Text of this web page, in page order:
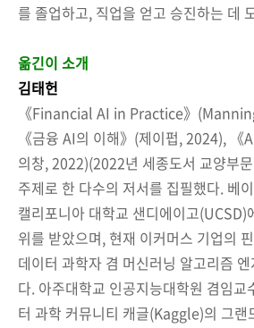
를 졸업하고, 직업을 얻고 승진하는 데
옮긴이 소개
김태헌
《Financial AI in Practice》
《금융 AI의 이해》(제이펍, 2024), 《
의창, 2022)(2022년 세종도서 교양부
주제로 한 다수의 저서를 집필했다. 베
캘리포니아 대학교 샌디에이고(UCSD)
위를 받았으며, 현재 이커머스 기업의
데이터 과학자 겸 머신러닝 알고리즘
다. 아주대학교 인공지능대학원 겸임교
터 과학 커뮤니티 캐글(Kaggle)의 그랜